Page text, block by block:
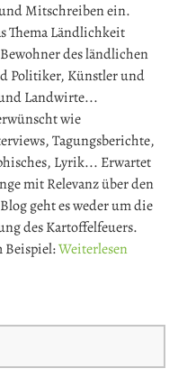
Mitschreiben ein.
Thema Ländlichkeit
des ländlichen
Politiker, Künstler und
Landwirte...
wie
Tagungsberichte,
Lyrik... Erwartet
mit Relevanz über den
geht es weder um die
des Kartoffelfeuers.
Beispiel:Weiterlesen